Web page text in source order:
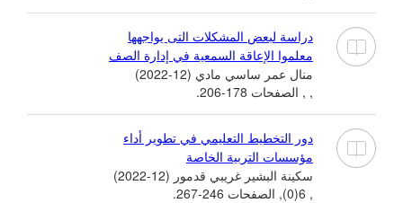
دراسة لبعض المشكلات التى يواجهها
معلموا الإعاقة السمعية في إدارة الصف
منال عمر ساسي مادي (12-2022)
, , الصفحات 178-206.
دور التخطيط التعليمي في تطوير أداء
مؤسسات التربية الخاصة
سكينة البشير غريبي قدمور (12-2022)
, 6(0), الصفحات 246-267.